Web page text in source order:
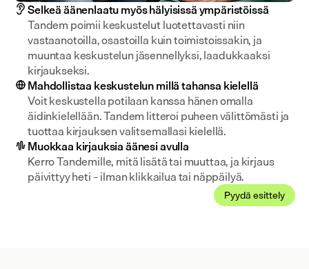
Pyydä esittely
Selkeä äänenlaatu myös hälyisissä ympäristöissä
Tandem poimii keskustelut luotettavasti niin
vastaanotoilla, osastoilla kuin toimistoissakin, ja
muuntaa keskustelun jäsennellyksi, laadukkaaksi
kirjaukseksi.
Mahdollistaa keskustelun millä tahansa kielellä
Voit keskustella potilaan kanssa hänen omalla
äidinkielellään. Tandem litteroi puheen välittömästi ja
tuottaa kirjauksen valitsemallasi kielellä.
Muokkaa kirjauksia äänesi avulla
Kerro Tandemille, mitä lisätä tai muuttaa, ja kirjaus
päivittyy heti – ilman klikkailua tai näppäilyä.